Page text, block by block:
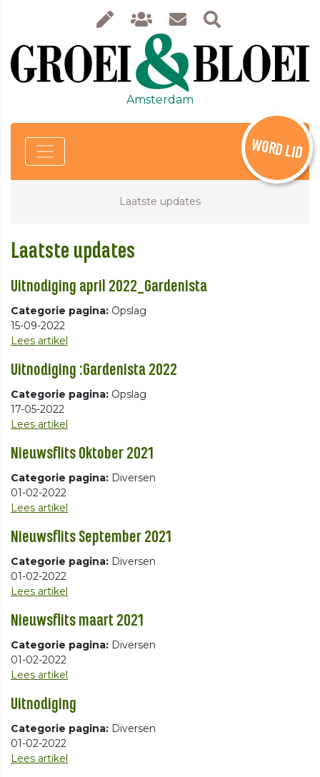
Amsterdam
WORD LID
Laatste updates
Laatste updates
Uitnodiging april 2022_Gardenista
Categorie pagina: Opslag
15-09-2022
Lees artikel
Uitnodiging :Gardenista 2022
Categorie pagina: Opslag
17-05-2022
Lees artikel
Nieuwsflits Oktober 2021
Categorie pagina: Diversen
01-02-2022
Lees artikel
Nieuwsflits September 2021
Categorie pagina: Diversen
01-02-2022
Lees artikel
Nieuwsflits maart 2021
Categorie pagina: Diversen
01-02-2022
Lees artikel
Uitnodiging
Categorie pagina: Diversen
01-02-2022
Lees artikel